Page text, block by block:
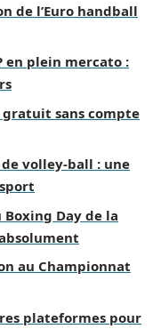
de l’Euro handball
en plein mercato :
gratuit sans compte
volley-ball : une
Day de la
au Championnat
plateformes pour